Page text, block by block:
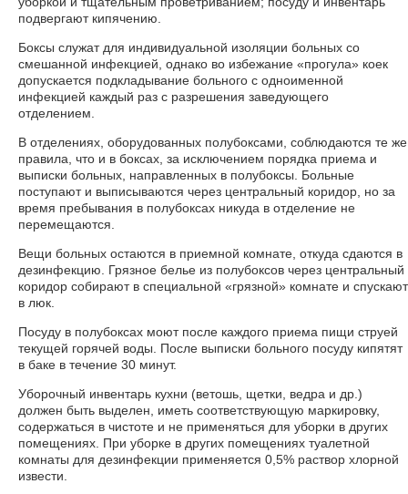
подвергают кипячению.
Боксы служат для индивидуальной изоляции больных со
смешанной инфекцией, однако во избежание «прогула» коек
допускается подкладывание больного с одноименной
инфекцией каждый раз с разрешения заведующего
отделением.
В отделениях, оборудованных полубоксами, соблюдаются те же
правила, что и в боксах, за исключением порядка приема и
выписки больных, направленных в полубоксы. Больные
поступают и выписываются через центральный коридор, но за
время пребывания в полубоксах никуда в отделение не
перемещаются.
Вещи больных остаются в приемной комнате, откуда сдаются в
дезинфекцию. Грязное белье из полубоксов через центральный
коридор собирают в специальной «грязной» комнате и спускают
в люк.
Посуду в полубоксах моют после каждого приема пищи струей
текущей горячей воды. После выписки больного посуду кипятят
в баке в течение 30 минут.
Уборочный инвентарь кухни (ветошь, щетки, ведра и др.)
должен быть выделен, иметь соответствующую маркировку,
содержаться в чистоте и не применяться для уборки в других
помещениях. При уборке в других помещениях туалетной
комнаты для дезинфекции применяется 0,5% раствор хлорной
извести.